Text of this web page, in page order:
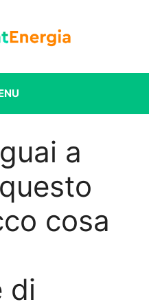
a
cosa
di